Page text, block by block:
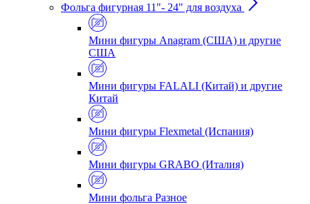
Фольга фигурная 11"- 24" для воздуха
Мини фигуры Anagram (США) и другие
США
Мини фигуры FALALI (Китай) и другие
Китай
Мини фигуры Flexmetal (Испания)
Мини фигуры GRABO (Италия)
Мини фольга Разное